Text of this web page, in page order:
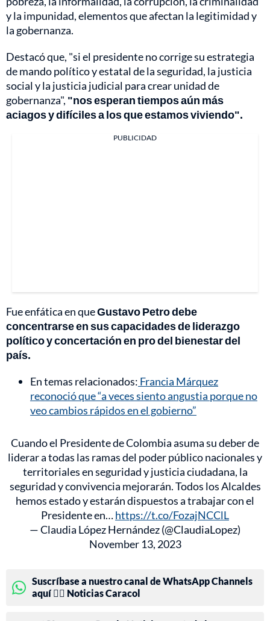
y la impunidad, elementos que afectan la legitimidad y
la gobernanza.
Destacó que, "si el presidente no corrige su estrategia
de mando político y estatal de la seguridad, la justicia
social y la justicia judicial para crear unidad de
gobernanza", "nos esperan tiempos aún más
aciagos y difíciles a los que estamos viviendo".
PUBLICIDAD
Fue enfática en queGustavo Petro debe
concentrarse en sus capacidades de liderazgo
político y concertación en pro del bienestar del
país.
En temas relacionados: Francia Márquez
reconoció que “a veces siento angustia porque no
veo cambios rápidos en el gobierno”
Cuando el Presidente de Colombia asuma su deber de
liderar a todas las ramas del poder público nacionales y
territoriales en seguridad y justicia ciudadana, la
seguridad y convivencia mejorarán. Todos los Alcaldes
hemos estado y estarán dispuestos a trabajar con el
Presidente en…https://t.co/FozajNCClL
— Claudia López Hernández (@ClaudiaLopez)
November 13, 2023
Suscríbase a nuestro canal de WhatsApp Channels
aquí 👉🏻 Noticias Caracol